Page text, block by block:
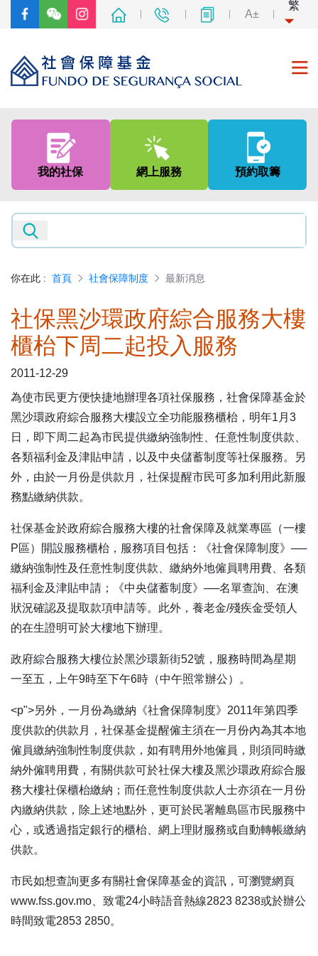
A±
繁
關於我們
表格下載區
我的社保 網上服務 預約取籌
你在此 : 首頁 社會保障制度 最新消息
社保黑沙環政府綜合服務大樓
櫃枱下周二起投入服務
2011-12-29
為使市民更方便快捷地辦理各項社保服務，社會保障基金於
黑沙環政府綜合服務大樓設立全功能服務櫃枱，明年1月3
日，即下周二起為市民提供繳納強制性、任意性制度供款、
各類福利金及津貼申請，以及中央儲蓄制度等社保服務。另
外，由於一月份是供款月，社保提醒市民可多加利用此新服
務點繳納供款。
社保基金於政府綜合服務大樓的社會保障及就業專區（一樓
P區）開設服務櫃枱，服務項目包括：《社會保障制度》──
繳納強制性及任意性制度供款、繳納外地僱員聘用費、各類
福利金及津貼申請；《中央儲蓄制度》──名單查詢、在澳
狀況確認及提取款項申請等。此外，養老金/殘疾金受領人
的在生證明可於大樓地下辦理。
政府綜合服務大樓位於黑沙環新街52號，服務時間為星期
一至五，上午9時至下午6時（中午照常辦公）。
<p">另外，一月份為繳納《社會保障制度》2011年第四季
度供款的供款月，社保基金提醒僱主須在一月份內為其本地
僱員繳納強制性制度供款，如有聘用外地僱員，則須同時繳
納外僱聘用費，有關供款可於社保大樓及黑沙環政府綜合服
務大樓社保櫃枱繳納；而任意性制度供款人士亦須在一月份
內繳納供款，除上述地點外，更可於民署離島區市民服務中
心，或透過指定銀行的櫃枱、網上理財服務或自動轉帳繳納
供款。
市民如想查詢更多有關社會保障基金的資訊，可瀏覽網頁
www.fss.gov.mo、致電24小時語音熱線2823 8238或於辦公
時間致電2853 2850。